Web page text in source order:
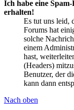
Ich habe eine
erhalten!
Es tut uns leid,
Forums hat
solche
einem
hast,
(Headers)
Benutzer, der
kann dann
Nach oben